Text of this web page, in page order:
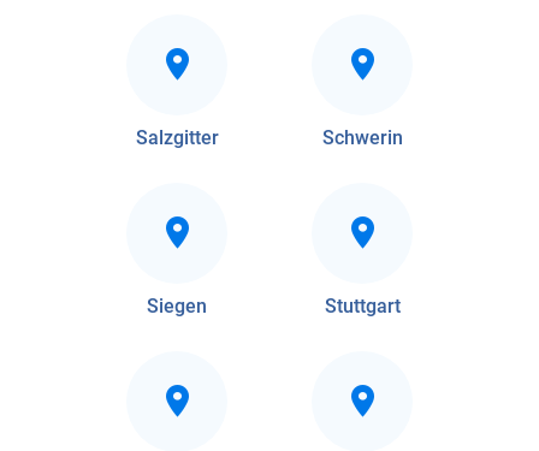
Salzgitter Schwerin
Siegen Stuttgart